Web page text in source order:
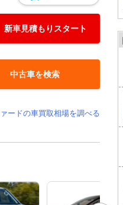
新車見積もりスタート
中古車を検索
ードの車買取相場を調べる